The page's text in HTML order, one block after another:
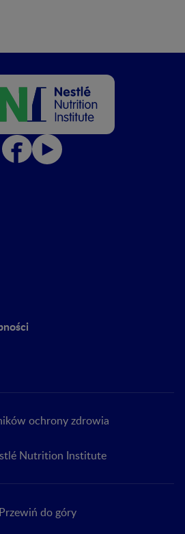
ochrony zdrowia
Nutrition Institute
Przewiń do góry